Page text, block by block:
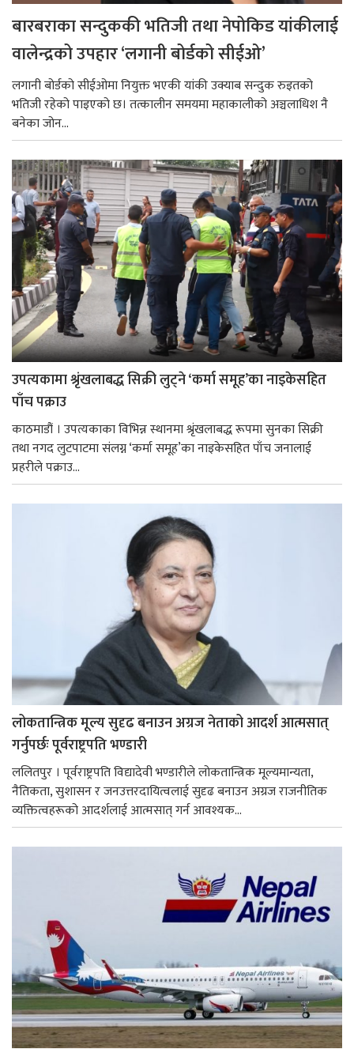
बारबराका सन्दुककी भतिजी तथा नेपोकिड यांकीलाई
वालेन्द्रको उपहार ‘लगानी बोर्डको सीईओ’
लगानी बोर्डको सीईओमा नियुक्त भएकी यांकी उक्याब सन्दुक रुइतको
भतिजी रहेको पाइएको छ। तत्कालीन समयमा महाकालीको अञ्चलाधिश नै
बनेका जोन...
उपत्यकामा श्रृंखलाबद्ध सिक्री लुट्ने ‘कर्मा समूह’का नाइकेसहित
पाँच पक्राउ
काठमाडौं । उपत्यकाका विभिन्न स्थानमा श्रृंखलाबद्ध रूपमा सुनका सिक्री
तथा नगद लुटपाटमा संलग्न ‘कर्मा समूह’का नाइकेसहित पाँच जनालाई
प्रहरीले पक्राउ...
लोकतान्त्रिक मूल्य सुदृढ बनाउन अग्रज नेताको आदर्श आत्मसात्
गर्नुपर्छः पूर्वराष्ट्रपति भण्डारी
ललितपुर । पूर्वराष्ट्रपति विद्यादेवी भण्डारीले लोकतान्त्रिक मूल्यमान्यता,
नैतिकता, सुशासन र जनउत्तरदायित्वलाई सुदृढ बनाउन अग्रज राजनीतिक
व्यक्तित्वहरूको आदर्शलाई आत्मसात् गर्न आवश्यक...